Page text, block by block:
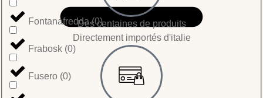
Fontanafredda(0)
Frabosk (0)
Fusero (0)
Des centaines de produits
Directement importés d'italie